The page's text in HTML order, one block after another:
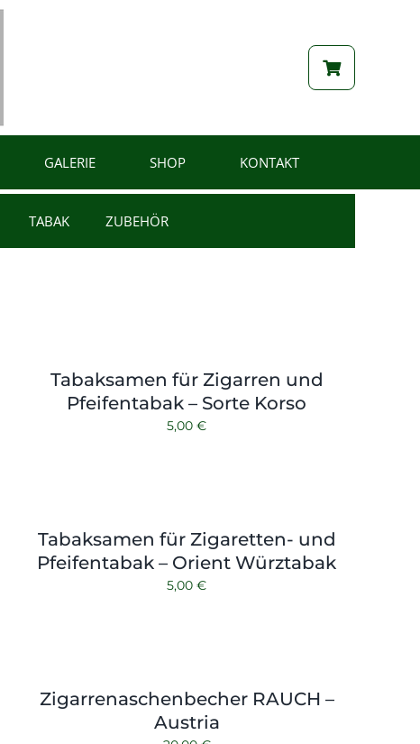
GALERIE SHOP KONTAKT
TABAK ZUBEHÖR
Tabaksamen für Zigarren und
Pfeifentabak – Sorte Korso
5,00€
Tabaksamen für Zigaretten- und
Pfeifentabak – Orient Würztabak
5,00€
Zigarrenaschenbecher RAUCH –
Austria